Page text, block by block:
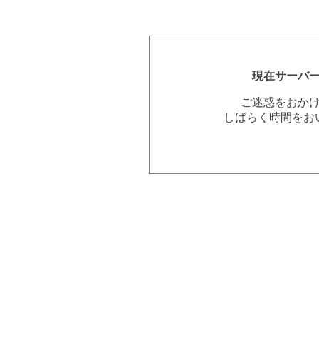
現在サーバ
ご迷惑をおか
しばらく時間を